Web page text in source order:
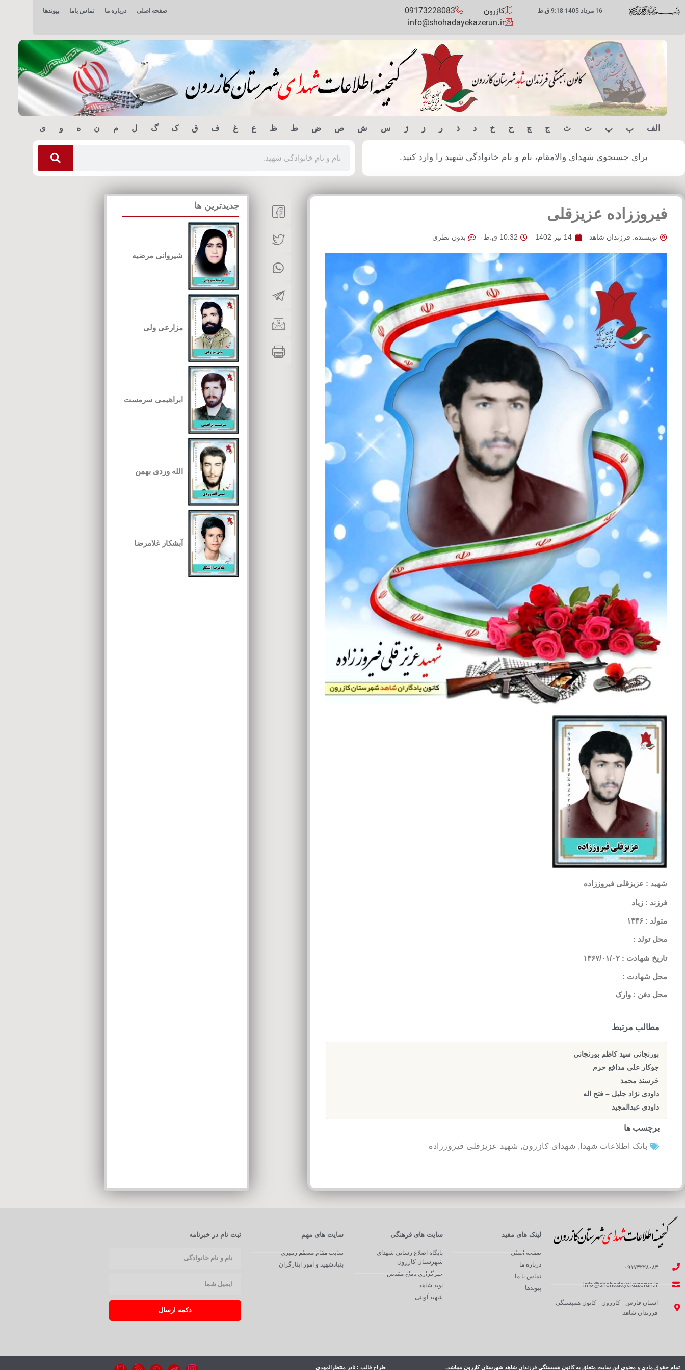
16 مرداد 1405 9:18 ق.ظ کازرون
09173228083
info@shohadayekazerun.ir
صفحه اصلی درباره ما تماس باما پیوندها
الف ب پ ت ث ج چ ح خ د ذ ر ز ژ س ش ص ض ط ظ ع غ ف ق ک گ ل م ن ه و ی
برای جستجوی شهدای والامقام، نام و نام خانوادگی شهید را وارد کنید.
فیروززاده عزیزقلی
نویسنده: فرزندان شاهد 14 تیر 1402 10:32 ق.ظ بدون نظری
شهید : عزیزقلی فیروززاده
فرزند : زیاد
متولد : ۱۳۴۶
محل تولد :
تاریخ شهادت : ۱۳۶۷/۰۱/۰۲
محل شهادت :
محل دفن : وارک
مطالب مرتبط
بورنجانی سید کاظم بورنجانی
جوکار علی مدافع حرم
خرسند محمد
داودی نژاد جلیل – فتح اله
داودی عبدالمجید
برچسب ها
بانک اطلاعات شهدا , شهدای کازرون, شهید عزیزقلی فیروززاده
جدیدترین ها
شیروانی مرضیه
مزارعی ولی
ابراهیمی سرمست
الله وردی بهمن
آبشکار غلامرضا
۰۹۱۷۳۲۲۸۰۸۳
info@shohadayekazerun.ir
استان فارس - کازرون - کانون همبستگی
فرزندان شاهد.
لینک های مفید
صفحه اصلی
درباره ما
تماس با ما
پیوندها
سایت های فرهنگی
پایگاه اصلاع رسانی شهدای
شهرستان کازرون
خبرگزاری دفاع مقدس
نوید شاهد
شهید آوینی
سایت های مهم
سایت مقام معظم رهبری
بنیادشهید و امور ایثارگران
ثبت نام در خبرنامه
دکمه ارسال
تمام حقوق مادی و معنوی این سایت متعلق به کانون همبستگی فرزندان شاهد شهرستان کازرون میباشد. طراح قالب : نادر منتظرالمهدی